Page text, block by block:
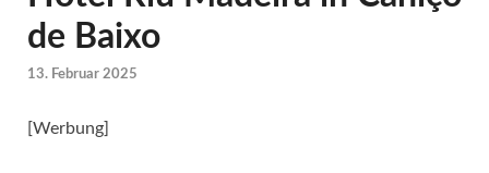
de Baixo
13. Februar 2025
[Werbung]